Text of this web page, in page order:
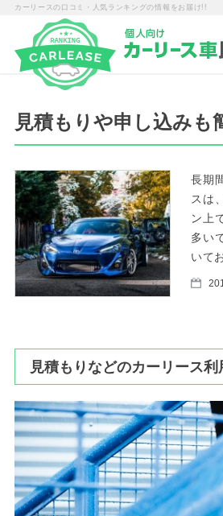
カーリースの口コミ・人気ランキングの情報をお届け!!
見積もりや申し込みも
長期
スは
ン上
多い
いて
見積もりなどのカーリース